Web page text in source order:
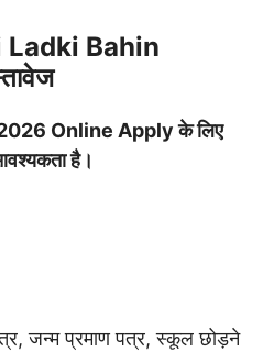
Bahin
Online Applyके लिए
है।
जन्म प्रमाण पत्र, स्कूल छोड़ने